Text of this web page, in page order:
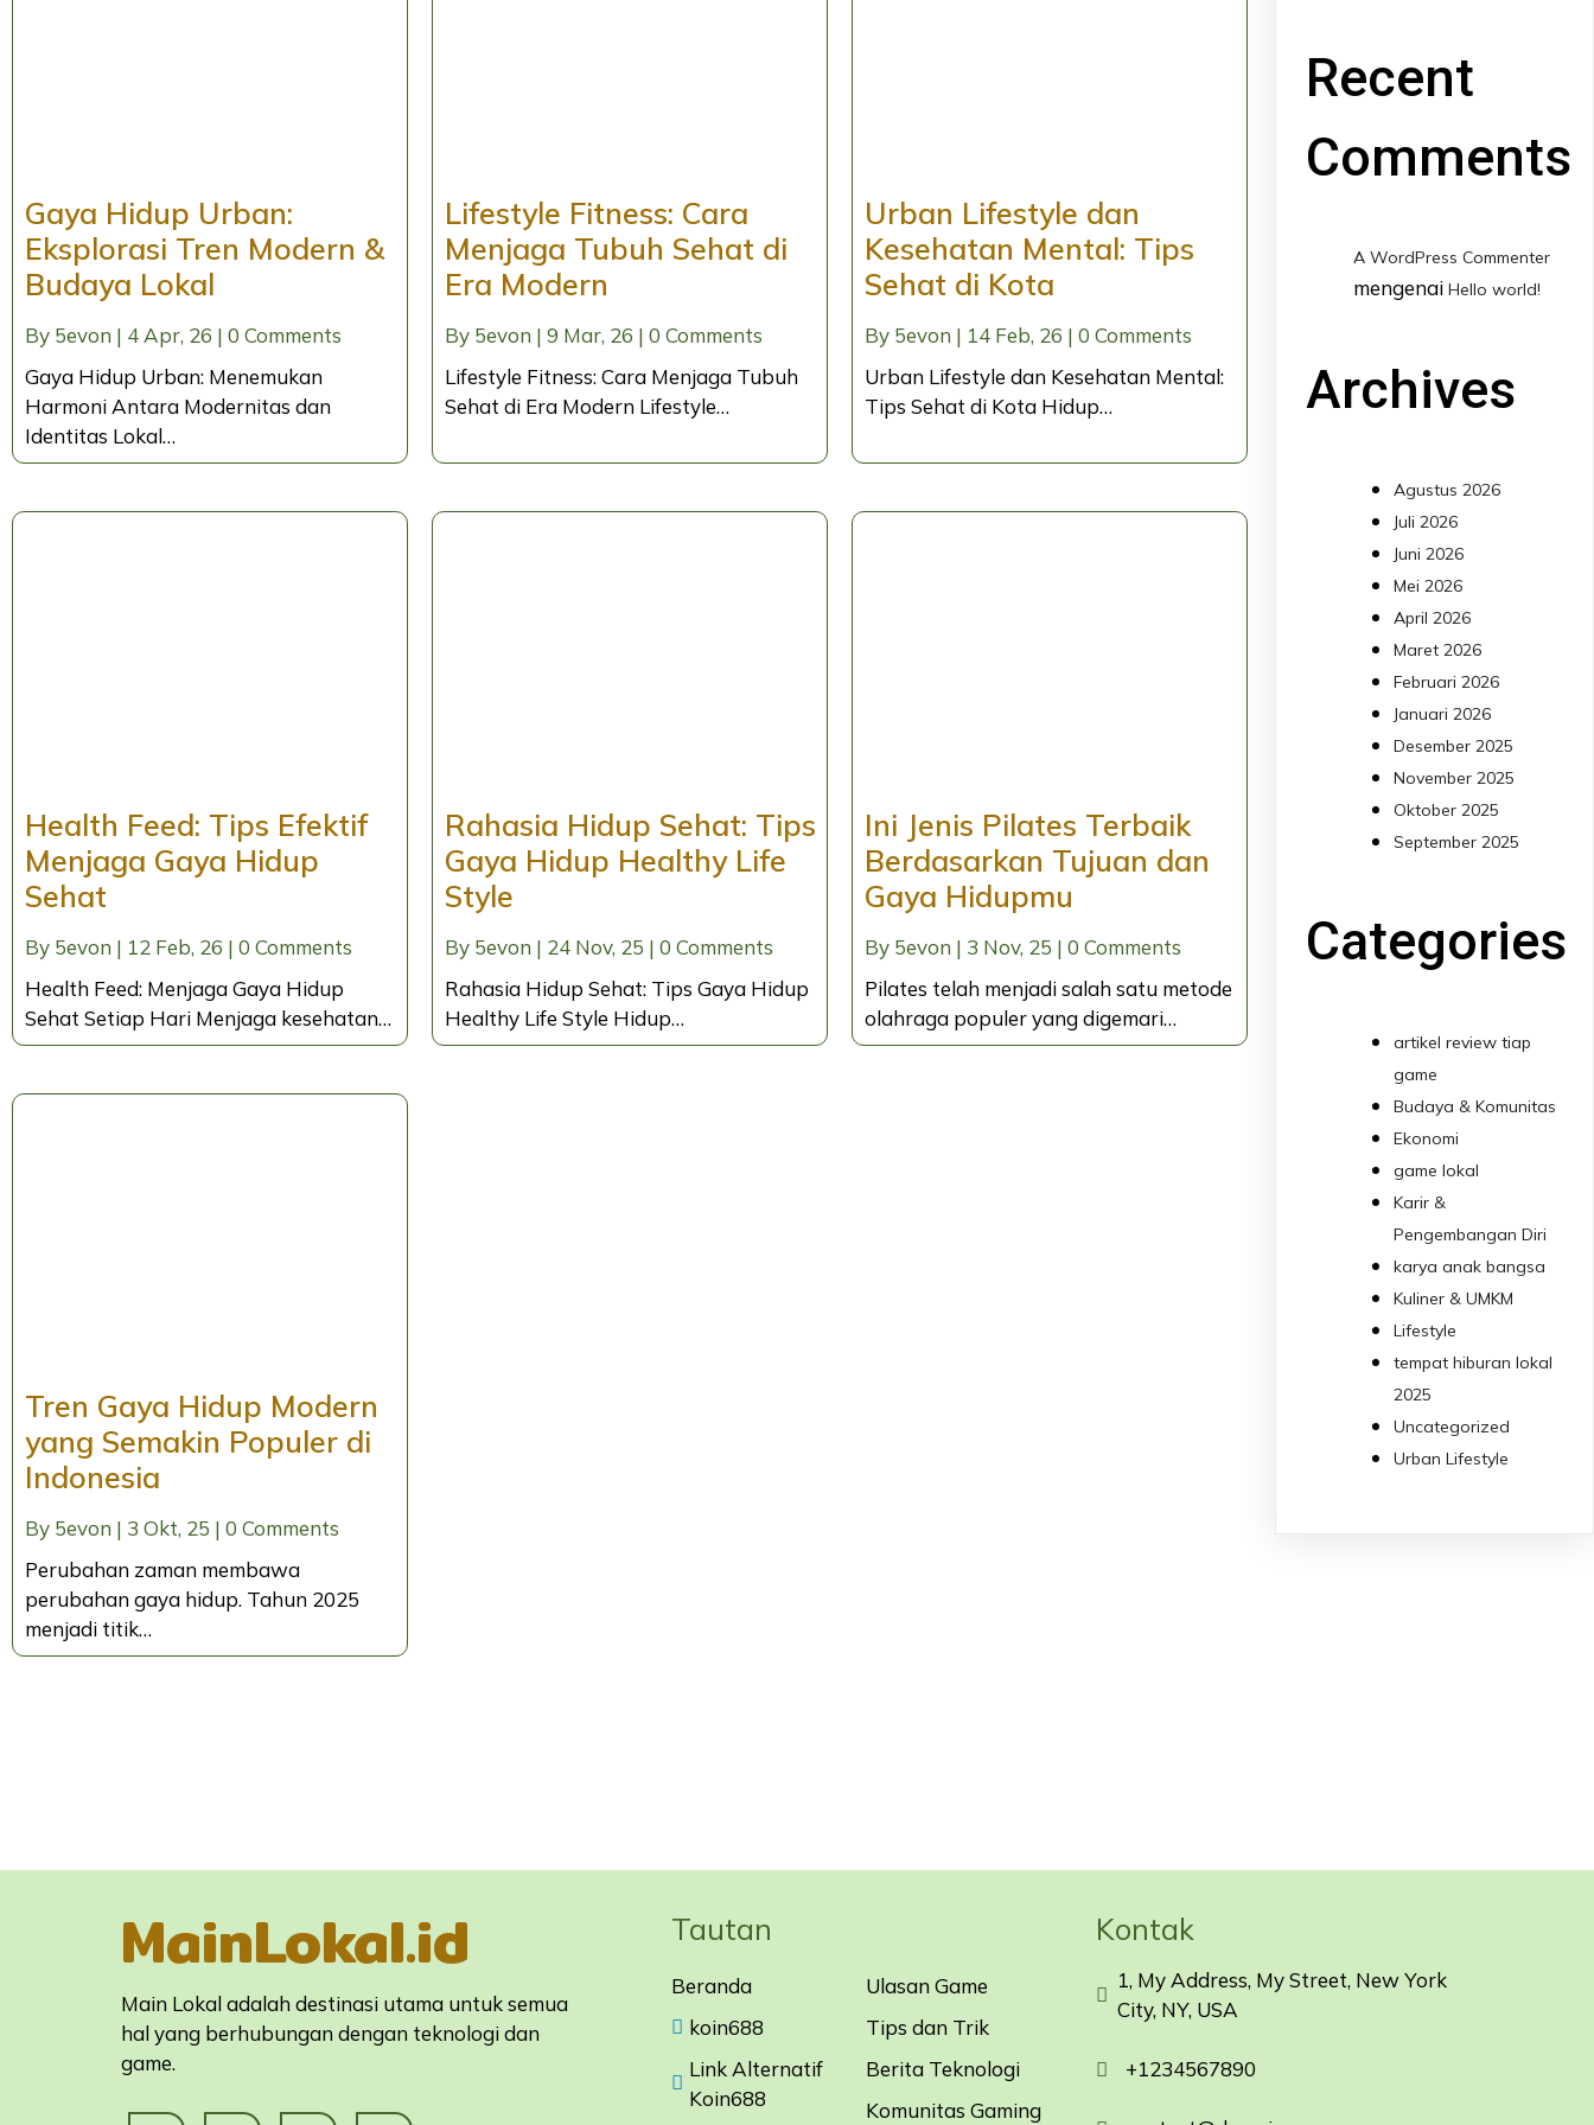
Gaya Hidup Urban:
Eksplorasi Tren Modern &
Budaya Lokal
By 5evon | 4Apr, 26 | 0 Comments
Gaya Hidup Urban: Menemukan
Harmoni Antara Modernitas dan
Identitas Lokal…
Lifestyle Fitness: Cara
Menjaga Tubuh Sehat di
Era Modern
By 5evon | 9 Mar, 26 | 0 Comments
Lifestyle Fitness: Cara Menjaga Tubuh
Sehat di Era Modern Lifestyle…
Urban Lifestyle dan
Kesehatan Mental: Tips
Sehat di Kota
By 5evon | 14 Feb, 26 | 0 Comments
Urban Lifestyle dan Kesehatan Mental:
Tips Sehat di Kota Hidup…
Health Feed: Tips Efektif
Menjaga Gaya Hidup
Sehat
By 5evon | 12 Feb, 26 | 0 Comments
Health Feed: Menjaga Gaya Hidup
Sehat Setiap Hari Menjaga kesehatan…
Rahasia Hidup Sehat: Tips
Gaya Hidup Healthy Life
Style
By 5evon | 24 Nov, 25 | 0 Comments
Rahasia Hidup Sehat: Tips Gaya Hidup
Healthy Life Style Hidup…
Ini Jenis Pilates Terbaik
Berdasarkan Tujuan dan
Gaya Hidupmu
By 5evon | 3 Nov, 25 | 0 Comments
Pilates telah menjadi salah satu metode
olahraga populer yang digemari…
Tren Gaya Hidup Modern
yang Semakin Populer di
Indonesia
By 5evon | 3 Okt, 25 | 0 Comments
Perubahan zaman membawa
perubahan gaya hidup. Tahun 2025
menjadi titik…
Recent
Comments
A WordPress Commenter
mengenaiHello world!
Archives
Agustus 2026
Juli 2026
Juni 2026
Mei 2026
April 2026
Maret 2026
Februari 2026
Januari 2026
Desember 2025
November 2025
Oktober 2025
September 2025
Categories
artikel review tiap
game
Budaya & Komunitas
Ekonomi
game lokal
Karir &
Pengembangan Diri
karya anak bangsa
Kuliner & UMKM
Lifestyle
tempat hiburan lokal
2025
Uncategorized
Urban Lifestyle
MainLokal.id
Main Lokal adalah destinasi utama untuk semua
hal yang berhubungan dengan teknologi dan
game.
Tautan
Beranda
koin688
Link Alternatif
Koin688
Ulasan Game
Tips dan Trik
Berita Teknologi
Komunitas Gaming
Kontak
1, My Address, My Street, New York
City, NY, USA
+1234567890